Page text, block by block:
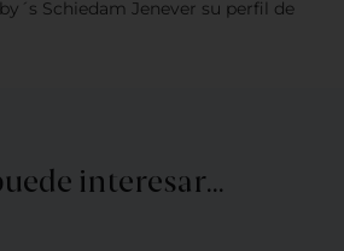
Schiedam Jenever su perfil de
interesar…